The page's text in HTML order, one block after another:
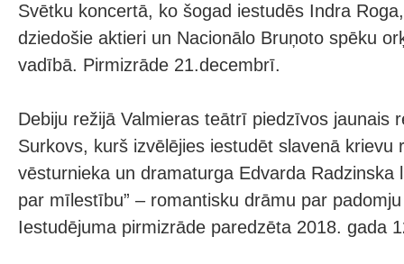
Svētku koncertā, ko šogad iestudēs Indra
dziedošie aktieri un Nacionālo Bruņoto spēku
vadībā. Pirmizrāde 21.decembrī.
Debiju režijā Valmieras teātrī piedzīvos jaunais
Surkovs, kurš izvēlējies iestudēt slavenā krievu
vēsturnieka un dramaturga Edvarda Radzinska
par mīlestību” – romantisku drāmu par
Iestudējuma pirmizrāde paredzēta 2018. gada